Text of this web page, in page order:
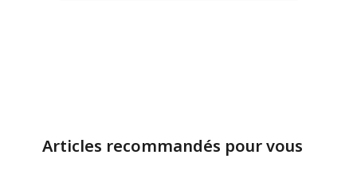
Articles recommandés pour vous